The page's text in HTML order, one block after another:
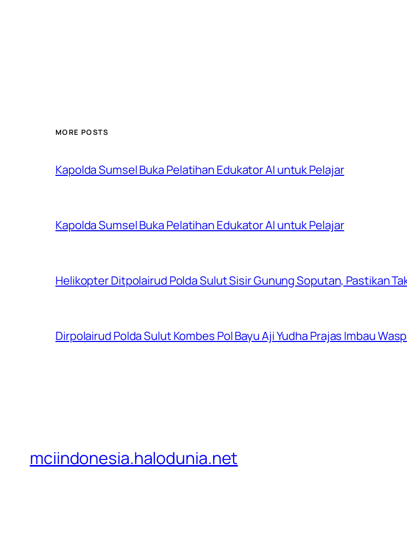
MORE POSTS
Kapolda Sumsel Buka Pelatihan Edukator AI untuk Pelajar
Kapolda Sumsel Buka Pelatihan Edukator AI untuk Pelajar
Helikopter Ditpolairud Polda Sulut Sisir Gunung Soputan, Pastikan
Dirpolairud Polda Sulut Kombes Pol Bayu Aji Yudha Prajas Imbau
mciindonesia.halodunia.net